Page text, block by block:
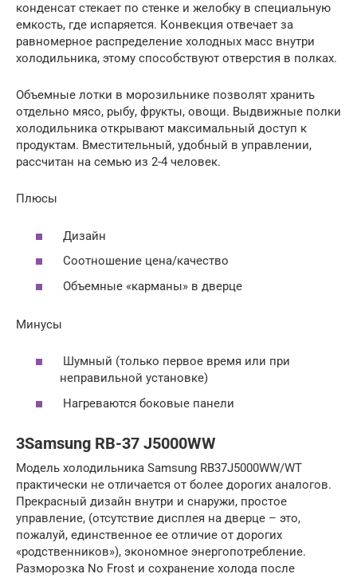
конденсат стекает по стенке и желобку в специальную
емкость, где испаряется. Конвекция отвечает за
равномерное распределение холодных масс внутри
холодильника, этому способствуют отверстия в полках.
Объемные лотки в морозильнике позволят хранить
отдельно мясо, рыбу, фрукты, овощи. Выдвижные полки
холодильника открывают максимальный доступ к
продуктам. Вместительный, удобный в управлении,
рассчитан на семью из 2-4 человек.
Плюсы
Дизайн
Соотношение цена/качество
Объемные «карманы» в дверце
Минусы
Шумный (только первое время или при
неправильной установке)
Нагреваются боковые панели
3Samsung RB-37 J5000WW
Модель холодильника Samsung RB37J5000WW/WT
практически не отличается от более дорогих аналогов.
Прекрасный дизайн внутри и снаружи, простое
управление, (отсутствие дисплея на дверце – это,
пожалуй, единственное ее отличие от дорогих
«родственников»), экономное энергопотребление.
Разморозка No Frost и сохранение холода после